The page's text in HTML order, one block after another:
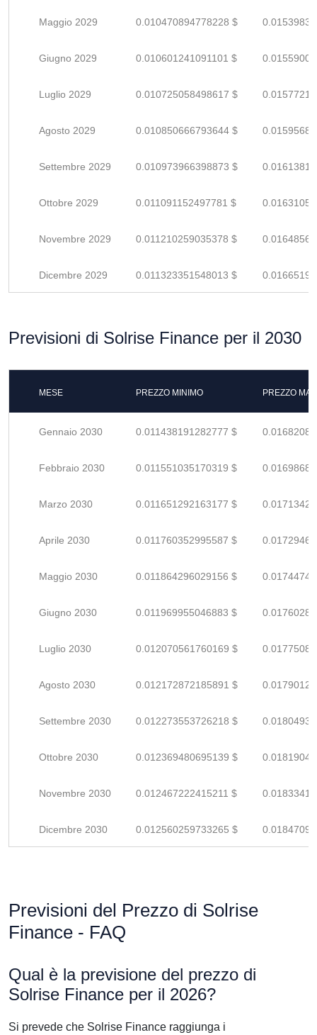
Maggio 2029 0.010470894778228 $
Giugno 2029 0.010601241091101 $
Luglio 2029 0.010725058498617 $
Agosto 2029 0.010850666793644 $
Settembre 2029 0.010973966398873 $
Ottobre 2029 0.011091152497781 $
Novembre 2029 0.011210259035378 $
Dicembre 2029 0.011323351548013 $
Previsioni di Solrise Finance per il 2030
MESE PREZZO MINIMO PREZZO
Gennaio 2030 0.011438191282777 $
Febbraio 2030 0.011551035170319 $
Marzo 2030 0.011651292163177 $
Aprile 2030 0.011760352995587 $
Maggio 2030 0.011864296029156 $
Giugno 2030 0.011969955046883 $
Luglio 2030 0.012070561760169 $
Agosto 2030 0.012172872185891 $
Settembre 2030 0.012273553726218 $
Ottobre 2030 0.012369480695139 $
Novembre 2030 0.012467222415211 $
Dicembre 2030 0.012560259733265 $
Previsioni del Prezzo di Solrise
Finance - FAQ
Qual è la previsione del prezzo di
Solrise Finance per il 2026?
Si prevede che Solrise Finance raggiunga i